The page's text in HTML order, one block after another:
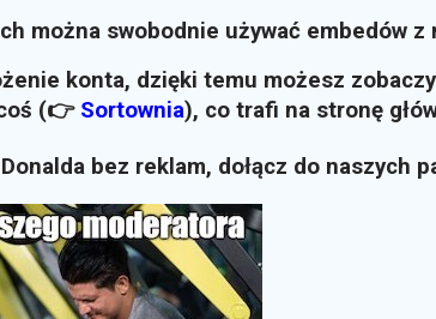
można swobodnie używać embedów z
konta, dzięki temu możesz
(👉 Sortownia), co trafi na stronę
bez reklam, dołącz do naszych